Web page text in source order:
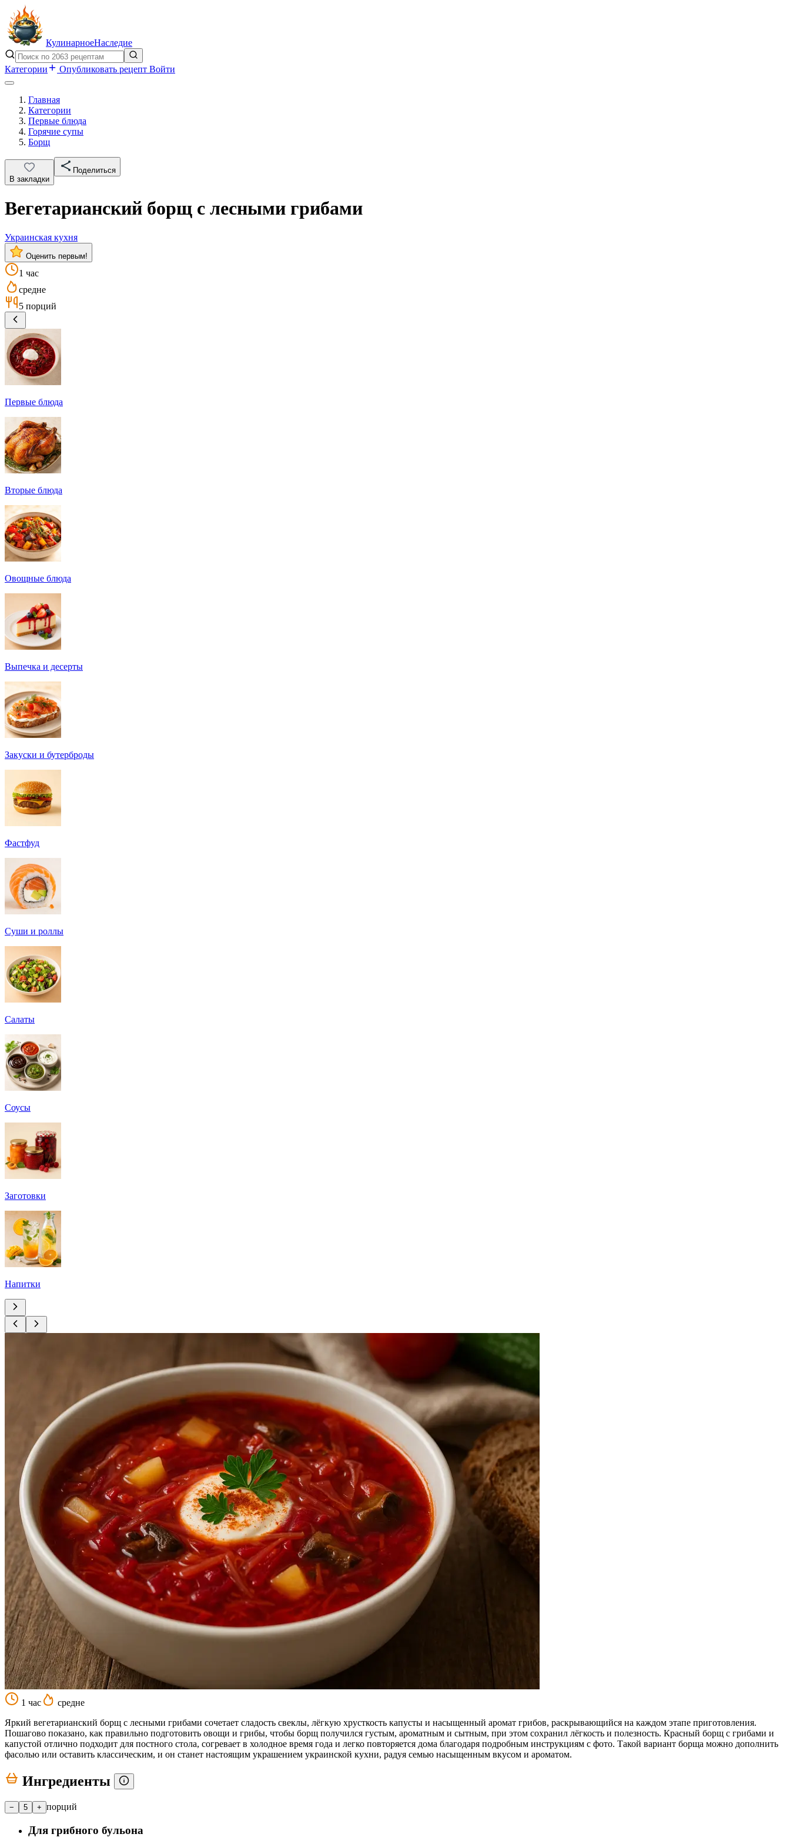
КулинарноеНаследие
Категории Опубликовать рецепт Войти
Главная
Категории
Первые блюда
Горячие супы
Борщ
В закладки
Поделиться
Вегетарианский борщ с лесными грибами
Украинская кухня
Оценить первым!
1 час
средне
5 порций
Первые блюда
Вторые блюда
Овощные блюда
Выпечка и десерты
Закуски и бутерброды
Фастфуд
Суши и роллы
Салаты
Соусы
Заготовки
Напитки
1 час
средне
Яркий вегетарианский борщ с лесными грибами сочетает сладость свеклы, лёгкую хрусткость капусты и насыщенный аромат грибов, раскрывающийся на каждом этапе приготовления.
Пошагово показано, как правильно подготовить овощи и грибы, чтобы борщ получился густым, ароматным и сытным, при этом сохранил лёгкость и полезность. Красный борщ с грибами и
капустой отлично подходит для постного стола, согревает в холодное время года и легко повторяется дома благодаря подробным инструкциям с фото. Такой вариант борща можно дополнить
фасолью или оставить классическим, и он станет настоящим украшением украинской кухни, радуя семью насыщенным вкусом и ароматом.
Ингредиенты
− 5 + порций
Для грибного бульона